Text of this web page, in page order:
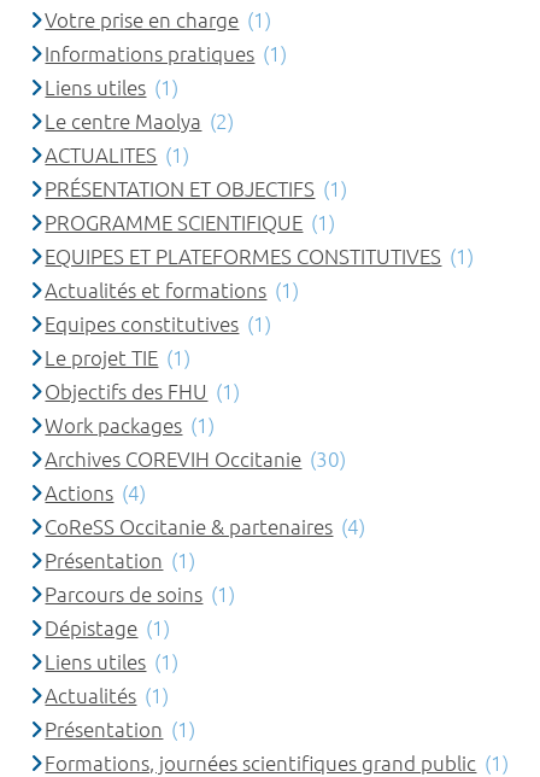
Votre prise en charge (1)
Informations pratiques (1)
Liens utiles (1)
Le centre Maolya (2)
ACTUALITES (1)
PRÉSENTATION ET OBJECTIFS (1)
PROGRAMME SCIENTIFIQUE (1)
EQUIPES ET PLATEFORMES CONSTITUTIVES (1)
Actualités et formations (1)
Equipes constitutives (1)
Le projet TIE (1)
Objectifs des FHU (1)
Work packages (1)
Archives COREVIH Occitanie (30)
Actions (4)
CoReSS Occitanie & partenaires (4)
Présentation (1)
Parcours de soins (1)
Dépistage (1)
Liens utiles (1)
Actualités (1)
Présentation (1)
Formations, journées scientifiques grand public (1)